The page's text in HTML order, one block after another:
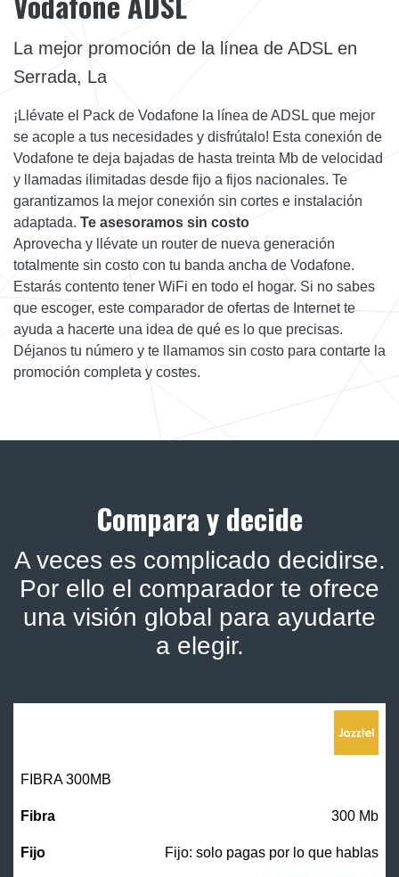
La mejor promoción de la línea de ADSL en
Serrada, La
¡Llévate el Pack de Vodafone la línea de ADSL que mejor
se acople a tus necesidades y disfrútalo! Esta conexión de
Vodafone te deja bajadas de hasta treinta Mb de velocidad
y llamadas ilimitadas desde fijo a fijos nacionales. Te
garantizamos la mejor conexión sin cortes e instalación
adaptada. Te asesoramos sin costo
Aprovecha y llévate un router de nueva generación
totalmente sin costo con tu banda ancha de Vodafone.
Estarás contento tener WiFi en todo el hogar. Si no sabes
que escoger, este comparador de ofertas de Internet te
ayuda a hacerte una idea de qué es lo que precisas.
Déjanos tu número y te llamamos sin costo para contarte la
promoción completa y costes.
Compara y decide
A veces es complicado decidirse.
Por ello el comparador te ofrece
una visión global para ayudarte
a elegir.
FIBRA 300MB
300 Mb
Fijo: solo pagas por lo que hablas